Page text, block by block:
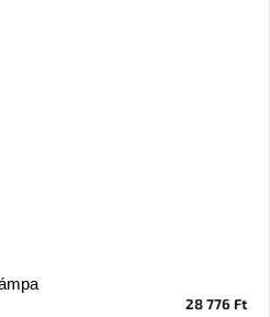
28 776 Ft